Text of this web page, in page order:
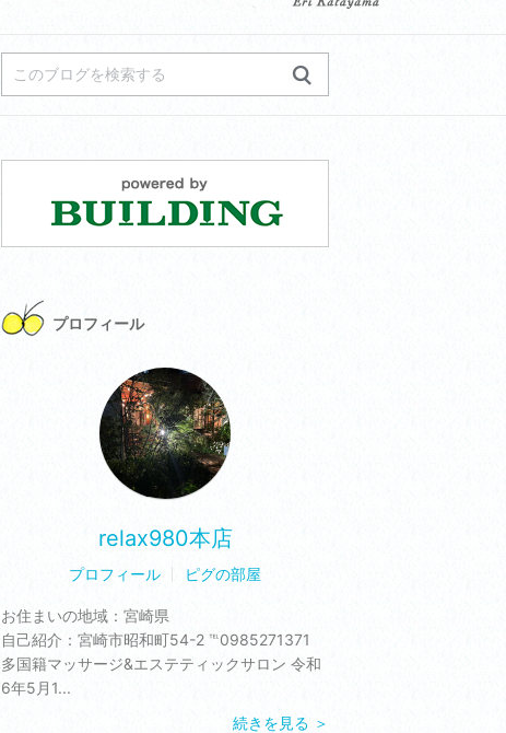
プロフィール
relax980本店
プロフィール ピグの部屋
お住まいの地域： 宮崎県
自己紹介： 宮崎市昭和町54-2 ℡0985271371
多国籍マッサージ&エステティックサロン 令和
6年5月1...
続きを見る ＞